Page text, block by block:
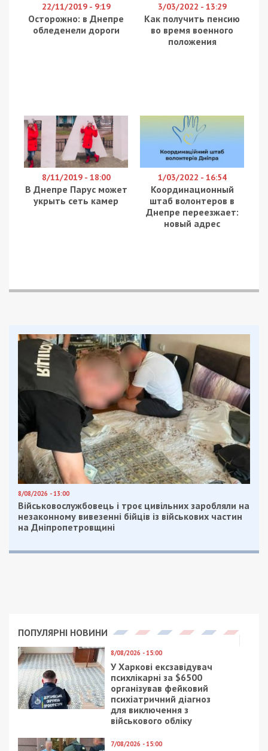
22/11/2019 - 9:19
Осторожно: в Днепре
обледенели дороги
3/03/2022 - 13:29
Как получить пенсию
во время военного
положения
8/11/2019 - 18:00
В Днепре Парус может
укрыть сеть камер
1/03/2022 - 16:54
Координационный
штаб волонтеров в
Днепре переезжает:
новый адрес
8/08/2026 - 13:00
Військовослужбовець і троє цивільних заробляли на
незаконному вивезенні бійців із військових частин
на Дніпропетровщині
ПОПУЛЯРНІ НОВИНИ
8/08/2026 - 15:00
У Харкові ексзавідувач
психлікарні за $6500
організував фейковий
психіатричний діагноз
для виключення з
військового обліку
7/08/2026 - 15:00